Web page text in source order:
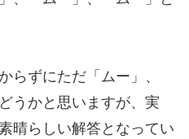
らずにただ「ムー」、
うかと思いますが、実
晴らしい解答となってい